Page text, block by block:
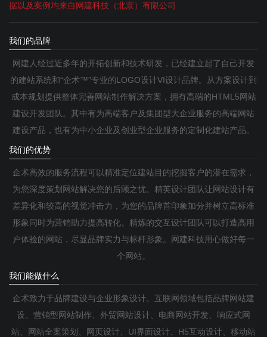
据以及案例均来自网建科技（北京）有限公司
我们的品牌
网建人经过近多年的开拓创新和技术研发，已经建立起了自己开发
的建站系统和“企术™”专业的LOGO设计VI设计品牌。从方案设计到
成本规划提供整体完善网站制作解决方案，拥有高端的HTML5网站
建设开发团队。其中有为高端客户及集团型大企业服务的高端网站
建设产品，也有为中小企业及创业型企业服务的定制化建站产品。
我们的优势
企术高效的服务流程可以精准定位建站目的挖掘客户的潜在需求，
为您深度策划网站解决您的后顾之忧。精英设计团队让网站设计有
差异化和较高的视觉冲击力，为您的品牌首印象加分并树立高标准
形象同时为营销助力提高转化。精炼的交互设计团队可以打造高用
户体验的网站，尽显品牌实力与标杆形象。网建科技用心做好每一
个网站。
我们能做什么
企术致力于品牌建设与企业形象设计。互联网领域包括品牌网站建
设、营销型网站制作、外贸网站设计、电商网站开发、响应式网
站、网站全案策划、网页设计、UI界面设计、H5互动设计、移动站